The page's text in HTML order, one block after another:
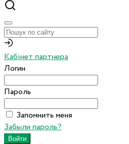
Кабінет партнера
Логин
Пароль
Запомнить меня
Забыли пароль?